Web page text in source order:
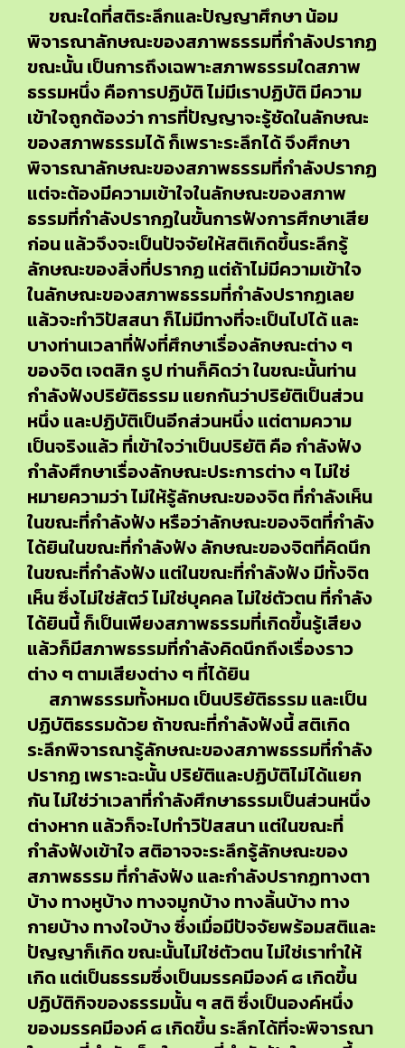
ขณะใดที่สติระลึกและปัญญาศึกษา น้อม
พิจารณาลักษณะของสภาพธรรมที่กำลังปรากฏ
ขณะนั้น เป็นการถึงเฉพาะสภาพธรรมใดสภาพ
ธรรมหนึ่ง คือการปฏิบัติ ไม่มีเราปฏิบัติ มีความ
เข้าใจถูกต้องว่า การที่ปัญญาจะรู้ชัดในลักษณะ
ของสภาพธรรมได้ ก็เพราะระลึกได้ จึงศึกษา
พิจารณาลักษณะของสภาพธรรมที่กำลังปรากฏ
แต่จะต้องมีความเข้าใจในลักษณะของสภาพ
ธรรมที่กำลังปรากฏในขั้นการฟังการศึกษาเสีย
ก่อน แล้วจึงจะเป็นปัจจัยให้สติเกิดขึ้นระลึกรู้
ลักษณะของสิ่งที่ปรากฏ แต่ถ้าไม่มีความเข้าใจ
ในลักษณะของสภาพธรรมที่กำลังปรากฏเลย
แล้วจะทำวิปัสสนา ก็ไม่มีทางที่จะเป็นไปได้ และ
บางท่านเวลาที่ฟังที่ศึกษาเรื่องลักษณะต่าง ๆ
ของจิต เจตสิก รูป ท่านก็คิดว่า ในขณะนั้นท่าน
กำลังฟังปริยัติธรรม แยกกันว่าปริยัติเป็นส่วน
หนึ่ง และปฏิบัติเป็นอีกส่วนหนึ่ง แต่ตามความ
เป็นจริงแล้ว ที่เข้าใจว่าเป็นปริยัติ คือ กำลังฟัง
กำลังศึกษาเรื่องลักษณะประการต่าง ๆ ไม่ใช่
หมายความว่า ไม่ให้รู้ลักษณะของจิต ที่กำลังเห็น
ในขณะที่กำลังฟัง หรือว่าลักษณะของจิตที่กำลัง
ได้ยินในขณะที่กำลังฟัง ลักษณะของจิตที่คิดนึก
ในขณะที่กำลังฟัง แต่ในขณะที่กำลังฟัง มีทั้งจิต
เห็น ซึ่งไม่ใช่สัตว์ ไม่ใช่บุคคล ไม่ใช่ตัวตน ที่กำลัง
ได้ยินนี้ ก็เป็นเพียงสภาพธรรมที่เกิดขึ้นรู้เสียง
แล้วก็มีสภาพธรรมที่กำลังคิดนึกถึงเรื่องราว
ต่าง ๆ ตามเสียงต่าง ๆ ที่ได้ยิน
สภาพธรรมทั้งหมด เป็นปริยัติธรรม และเป็น
ปฏิบัติธรรมด้วย ถ้าขณะที่กำลังฟังนี้ สติเกิด
ระลึกพิจารณารู้ลักษณะของสภาพธรรมที่กำลัง
ปรากฏ เพราะฉะนั้น ปริยัติและปฏิบัติไม่ได้แยก
กัน ไม่ใช่ว่าเวลาที่กำลังศึกษาธรรมเป็นส่วนหนึ่ง
ต่างหาก แล้วก็จะไปทำวิปัสสนา แต่ในขณะที่
กำลังฟังเข้าใจ สติอาจจะระลึกรู้ลักษณะของ
สภาพธรรม ที่กำลังฟัง และกำลังปรากฏทางตา
บ้าง ทางหูบ้าง ทางจมูกบ้าง ทางลิ้นบ้าง ทาง
กายบ้าง ทางใจบ้าง ซึ่งเมื่อมีปัจจัยพร้อมสติและ
ปัญญาก็เกิด ขณะนั้นไม่ใช่ตัวตน ไม่ใช่เราทำให้
เกิด แต่เป็นธรรมซึ่งเป็นมรรคมีองค์ ๘ เกิดขึ้น
ปฏิบัติกิจของธรรมนั้น ๆ สติ ซึ่งเป็นองค์หนึ่ง
ของมรรคมีองค์ ๘ เกิดขึ้น ระลึกได้ที่จะพิจารณา